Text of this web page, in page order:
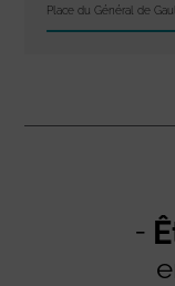
Place du Général de